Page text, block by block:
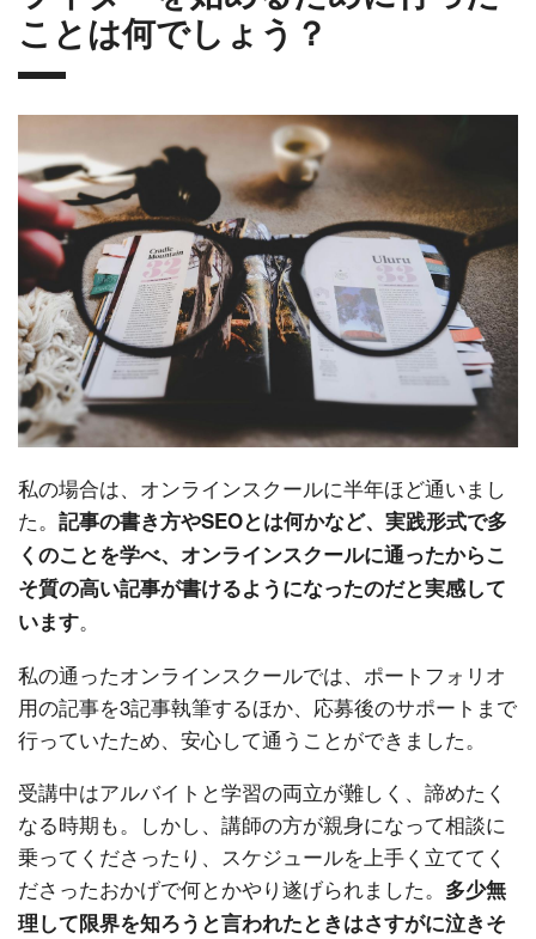
ことは何でしょう？
私の場合は、オンラインスクールに半年ほど通いまし
た。 記事の書き方やSEOとは何かなど、実践形式で多
くのことを学べ、オンラインスクールに通ったからこ
そ質の高い記事が書けるようになったのだと実感して
います。
私の通ったオンラインスクールでは、ポートフォリオ
用の記事を3記事執筆するほか、応募後のサポートまで
行っていたため、安心して通うことができました。
受講中はアルバイトと学習の両立が難しく、諦めたく
なる時期も。しかし、講師の方が親身になって相談に
乗ってくださったり、スケジュールを上手く立ててく
ださったおかげで何とかやり遂げられました。 多少無
理して限界を知ろうと言われたときはさすがに泣きそ